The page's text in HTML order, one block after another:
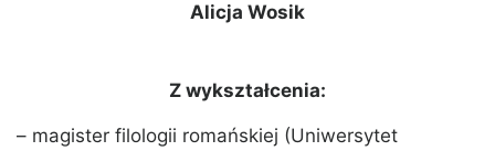
Alicja Wosik
Z wykształcenia:
– magister filologii romańskiej (Uniwersytet